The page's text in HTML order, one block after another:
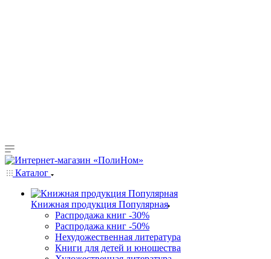
Каталог
Книжная продукция Популярная
Распродажа книг -30%
Распродажа книг -50%
Нехудожественная литература
Книги для детей и юношества